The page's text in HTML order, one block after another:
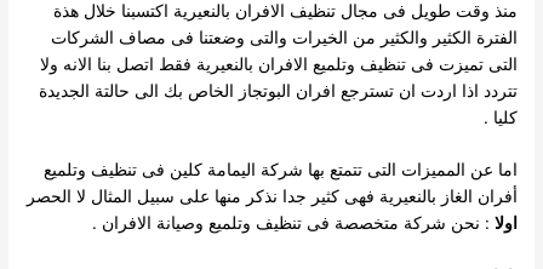
منذ وقت طويل فى مجال تنظيف الافران بالنعيرية اكتسبنا خلال هذة
الفترة الكثير والكثير من الخيرات والتى وضعتنا فى مصاف الشركات
التى تميزت فى تنظيف وتلميع الافران بالنعيرية فقط اتصل بنا الانه ولا
تتردد اذا اردت ان تسترجع افران البوتجاز الخاص بك الى حالتة الجديدة
كليا .
اما عن المميزات التى تتمتع بها شركة اليمامة كلين فى تنظيف وتلميع
أفران الغاز بالنعيرية فهى كثير جدا نذكر منها على سبيل المثال لا الحصر
اولا : نحن شركة متخصصة فى تنظيف وتلميع وصيانة الافران .